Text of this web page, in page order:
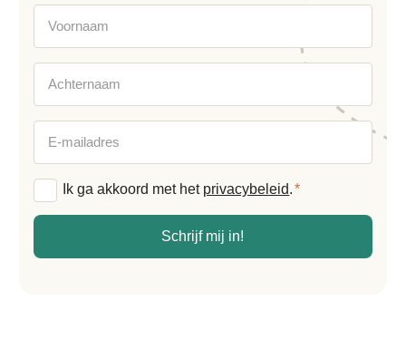
mailadres
Algemene
Ik ga akkoord met het privacybeleid.*
Schrijf mij in!